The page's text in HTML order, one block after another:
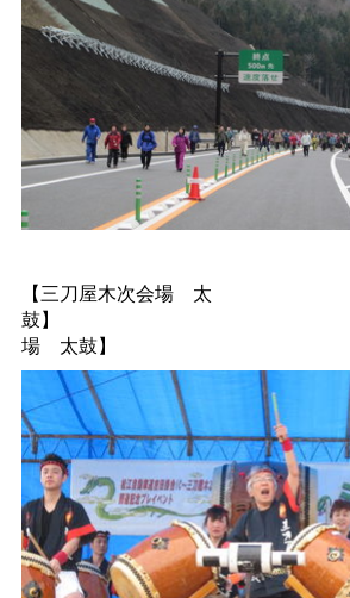
【三刀屋木次会場 太
鼓】
場 太鼓】